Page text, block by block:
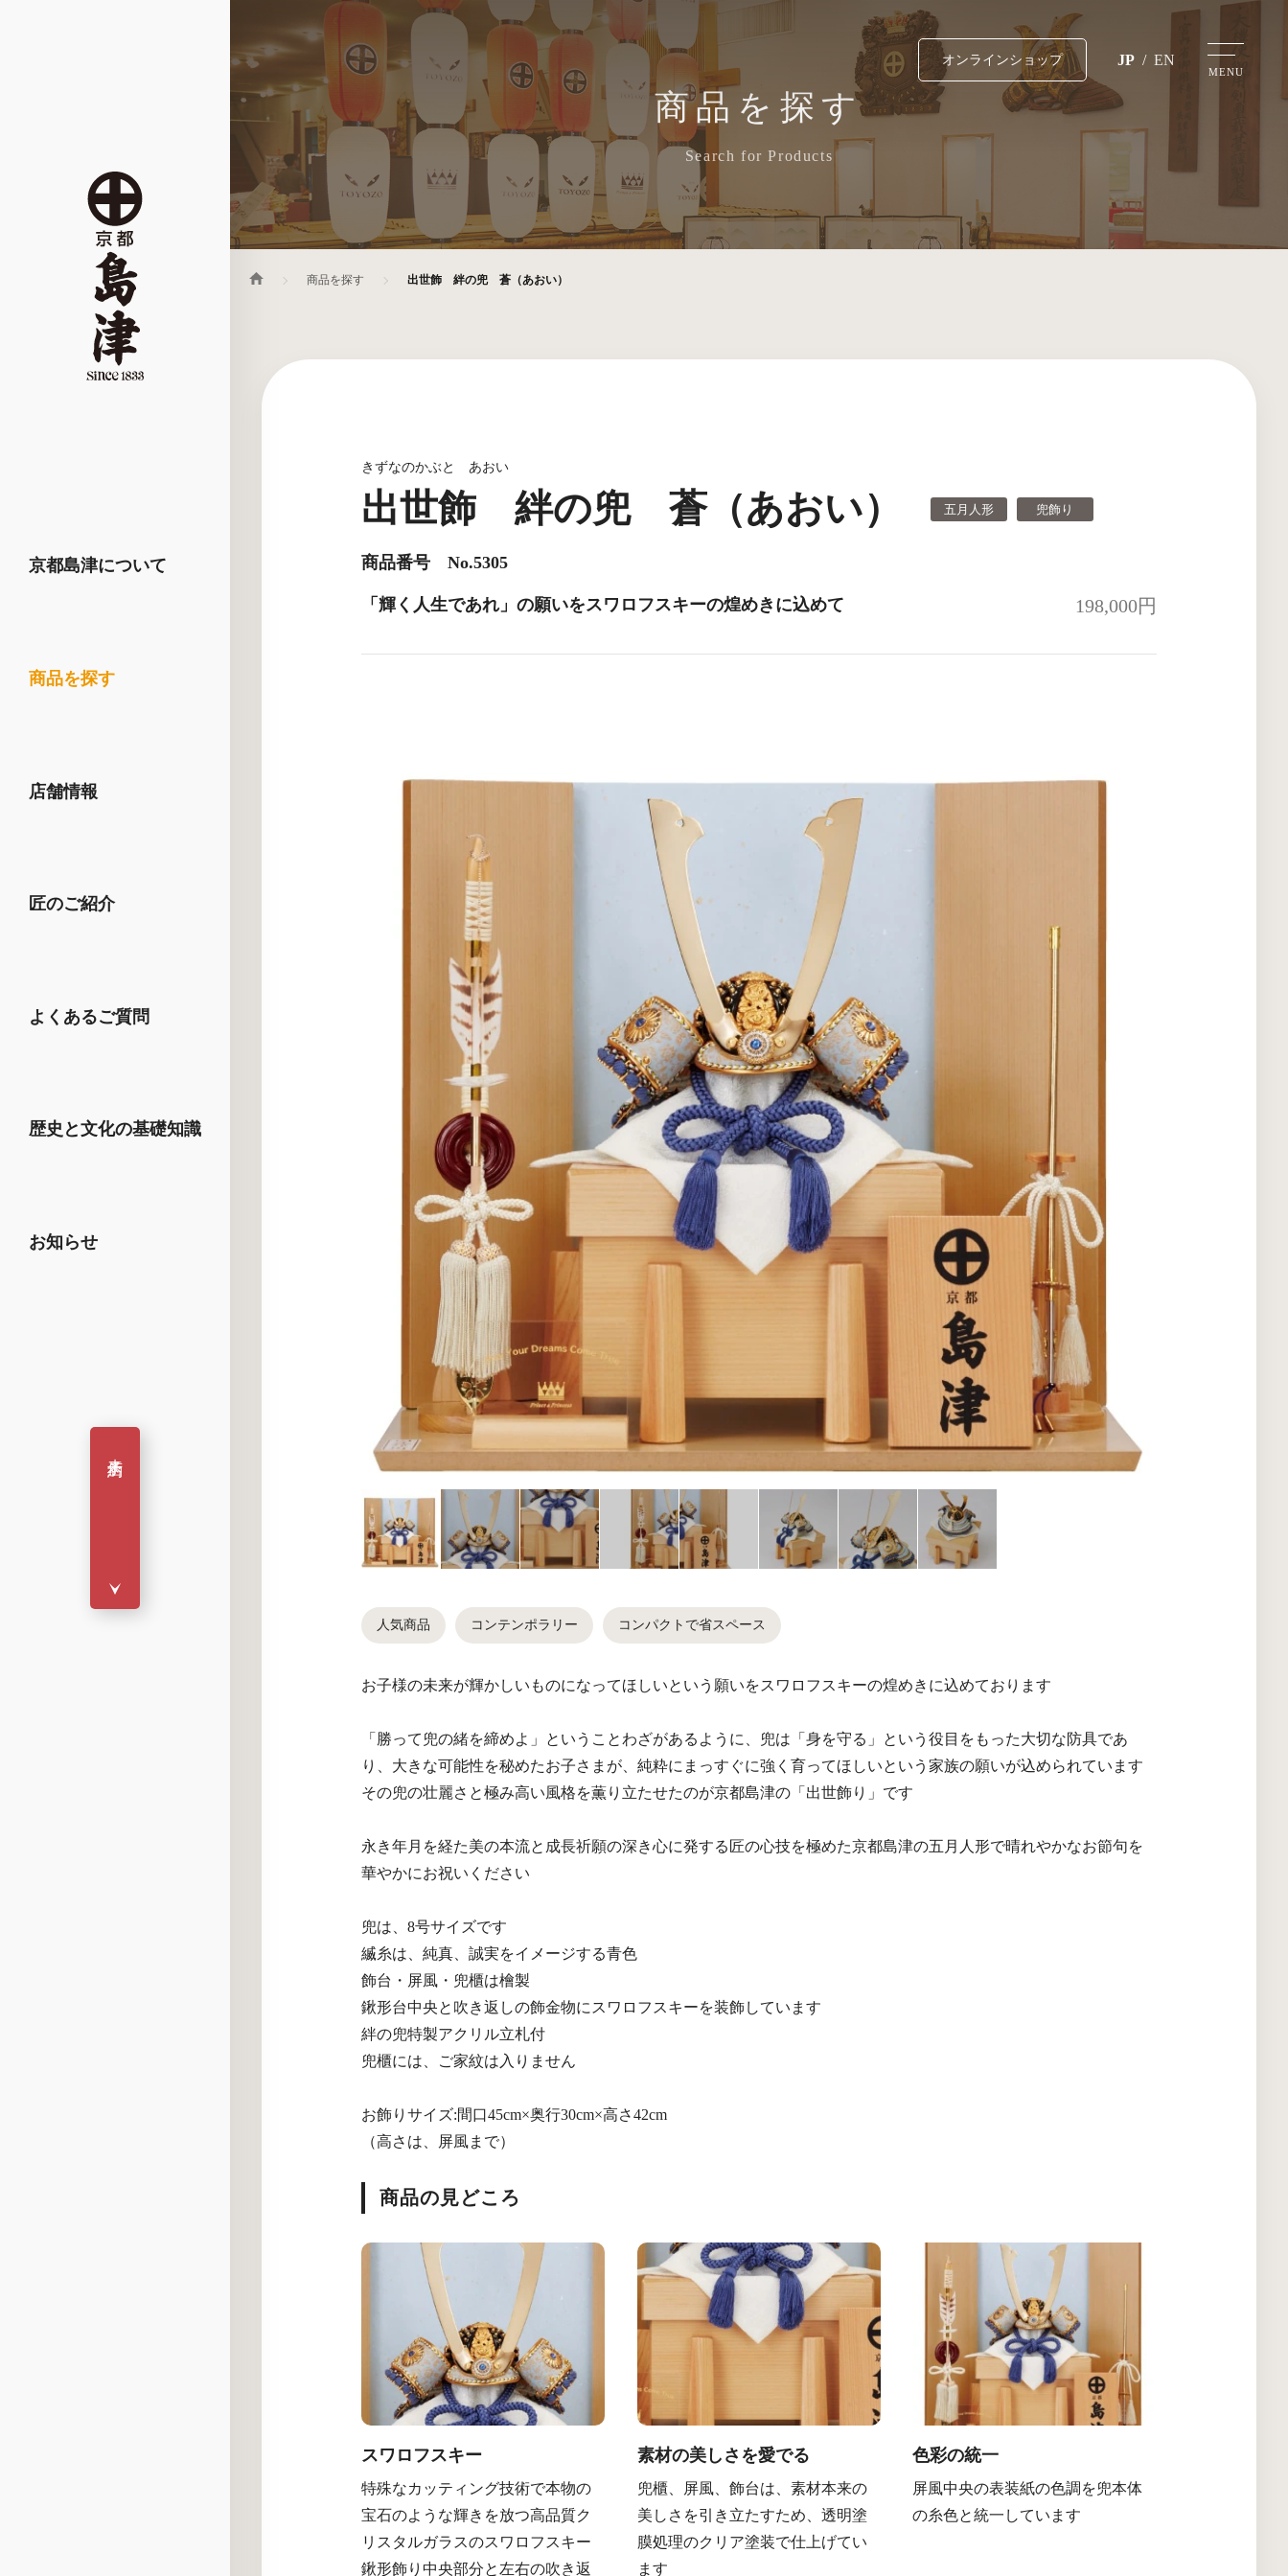
オンラインショップ JP / EN
MENU
京都島津について
商品を探す
店舗情報
匠のご紹介
よくあるご質問
歴史と文化の基礎知識
お知らせ
商品を探す
Search for Products
商品を探す 出世飾 絆の兜 蒼（あおい）
きずなのかぶと あおい
出世飾 絆の兜 蒼（あおい） 五月人形 兜飾り
商品番号 No.5305
「輝く人生であれ」の願いをスワロフスキーの煌めきに込めて 198,000円
人気商品 コンテンポラリー コンパクトで省スペース
お子様の未来が輝かしいものになってほしいという願いをスワロフスキーの煌めきに込めております
「勝って兜の緒を締めよ」ということわざがあるように、兜は「身を守る」という役目をもった大切な防具であ
り、大きな可能性を秘めたお子さまが、純粋にまっすぐに強く育ってほしいという家族の願いが込められています
その兜の壮麗さと極み高い風格を薫り立たせたのが京都島津の「出世飾り」です
永き年月を経た美の本流と成長祈願の深き心に発する匠の心技を極めた京都島津の五月人形で晴れやかなお節句を
華やかにお祝いください
兜は、8号サイズです
縅糸は、純真、誠実をイメージする青色
飾台・屏風・兜櫃は檜製
鍬形台中央と吹き返しの飾金物にスワロフスキーを装飾しています
絆の兜特製アクリル立札付
兜櫃には、ご家紋は入りません
お飾りサイズ:間口45cm×奥行30cm×高さ42cm
（高さは、屏風まで）
商品の見どころ
スワロフスキー
特殊なカッティング技術で本物の
宝石のような輝きを放つ高品質ク
リスタルガラスのスワロフスキー
鍬形飾り中央部分と左右の吹き返
素材の美しさを愛でる
兜櫃、屏風、飾台は、素材本来の
美しさを引き立たすため、透明塗
膜処理のクリア塗装で仕上げてい
ます
色彩の統一
屏風中央の表装紙の色調を兜本体
の糸色と統一しています